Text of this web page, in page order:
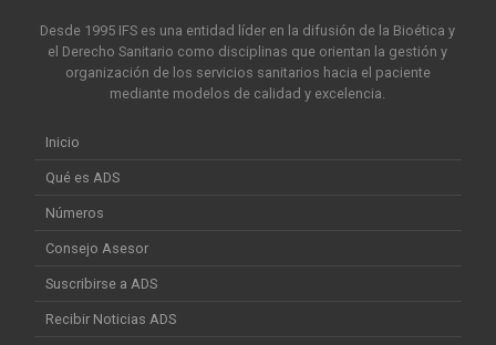
Desde 1995 IFS es una entidad líder en la difusión de la Bioética y
el Derecho Sanitario como disciplinas que orientan la gestión y
organización de los servicios sanitarios hacia el paciente
mediante modelos de calidad y excelencia.
Inicio
Qué es ADS
Números
Consejo Asesor
Suscribirse a ADS
Recibir Noticias ADS